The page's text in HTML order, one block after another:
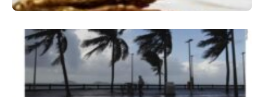
Ano X – Número 366 01 A 07 De Agosto De
2026